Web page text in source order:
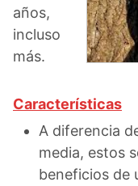
años,
incluso
más.
Características
A diferencia
media, estos
beneficios de